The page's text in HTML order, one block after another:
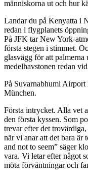
människorna ut och hur
Landar du på Kenyatta i
redan i flygplanets
På JFK tar New York-
första stegen i stimmet.
glasvägg för att
medelhavstonen redan
På Suvarnabhumi Airport
München.
Första intrycket. Alla vet
den första kyssen. Som
trevar efter det
när vi anar att det bara är
and not to seem” säger
vara. Vi letar efter något
möta förväntningar och